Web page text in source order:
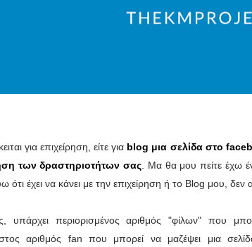
για επιχείρηση, είτε για blog μια σελίδα στο
των δραστηριοτήτων σας . Μα θα μου πείτε έχω
ότι έχει να κάνει με την επιχείρηση ή το Blog μου, δεν
υπάρχει περιορισμένος αριθμός "φίλων" που
αριθμός fan που μπορεί να μαζέψει μια